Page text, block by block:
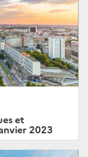
et
2023